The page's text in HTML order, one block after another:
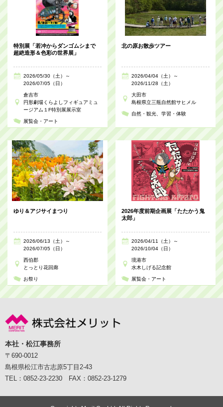
特別展「若冲からダンゴムシまで
超絶造形＆色彩の世界展」
2026/05/30（土）～
2026/07/05（日）
倉吉市
円形劇場くらよしフィギュアミュ
ージアム１F特別展展示室
展覧会・アート
北の原お散歩ツアー
2026/04/04（土）～
2026/11/28（土）
大田市
島根県立三瓶自然館サヒメル
自然・観光 学習・体験
ゆり＆アジサイまつり
2026/06/13（土）～
2026/07/05（日）
西伯郡
とっとり花回廊
お祭り
2026年度前期企画展「たたかう鬼
太郎」
2026/04/11（土）～
2026/10/04（日）
境港市
水木しげる記念館
展覧会・アート
本社・松江事務所
〒690-0012
島根県松江市古志原5丁目2-43
TEL：0852-23-2230 FAX：0852-23-1279